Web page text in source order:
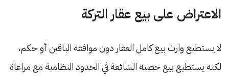
الاعتراض على بيع عقار التركة
لا يستطيع وارث بيع كامل العقار دون موافقة الباقين أو حكم،
لكنه يستطيع بيع حصته الشائعة في الحدود النظامية مع مراعاة